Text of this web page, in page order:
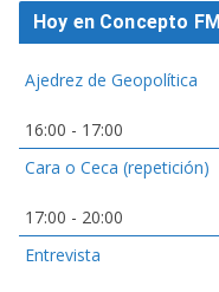
Hoy en Concepto FM
Ajedrez de Geopolítica
16:00 - 17:00
Cara o Ceca (repetición)
17:00 - 20:00
Entrevista